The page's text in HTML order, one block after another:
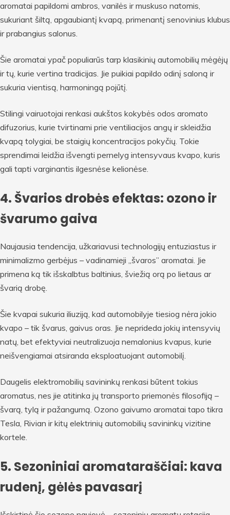
aromatai papildomi ambros, vanilės ir muskuso natomis,
sukuriant šiltą, apgaubiantį kvapą, primenantį senovinius klubus
ir prabangius salonus.
Šie aromatai ypač populiarūs tarp klasikinių automobilių mėgėjų
ir tų, kurie vertina tradicijas. Jie puikiai papildo odinį saloną ir
sukuria vientisą, harmoningą pojūtį.
Stilingi vairuotojai renkasi aukštos kokybės odos aromato
difuzorius, kurie tvirtinami prie ventiliacijos angų ir skleidžia
kvapą tolygiai, be staigių koncentracijos pokyčių. Tokie
sprendimai leidžia išvengti pernelyg intensyvaus kvapo, kuris
gali tapti varginantis ilgesnėse kelionėse.
4. Švarios drobės efektas: ozono ir
švarumo gaiva
Naujausia tendencija, užkariavusi technologijų entuziastus ir
minimalizmo gerbėjus – vadinamieji „švaros” aromatai. Jie
primena ką tik išskalbtus baltinius, šviežią orą po lietaus ar
švarią drobę.
Šie kvapai sukuria iliuziją, kad automobilyje tiesiog nėra jokio
kvapo – tik švarus, gaivus oras. Jie neprideda jokių intensyvių
natų, bet efektyviai neutralizuoja nemalonius kvapus, kurie
neišvengiamai atsiranda eksploatuojant automobilį.
Daugelis elektromobilių savininkų renkasi būtent tokius
aromatus, nes jie atitinka jų transporto priemonės filosofiją –
švarą, tylą ir pažangumą. Ozono gaivumo aromatai tapo tikra
Tesla, Rivian ir kitų elektrinių automobilių savininkų vizitine
kortele.
5. Sezoniniai aromataraščiai: kava
rudenį, gėlės pavasarį